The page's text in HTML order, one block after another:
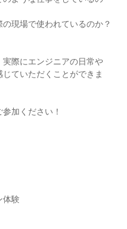
現場で使われているのか？
際にエンジニアの日常や
ていただくことができま
加ください！
体験